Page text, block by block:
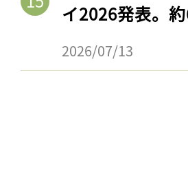
イ2026発表。
2026/07/13